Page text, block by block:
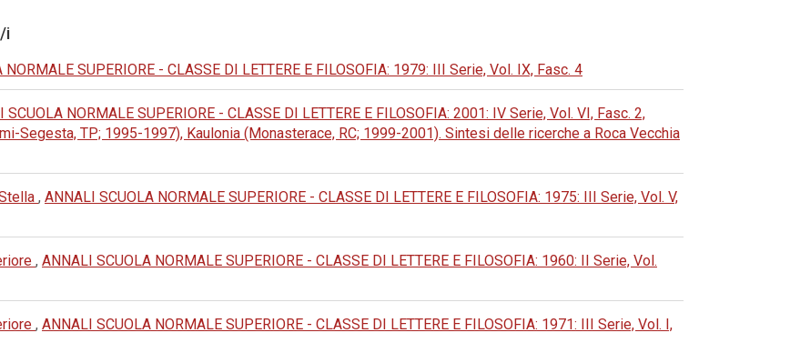
i
NORMALE SUPERIORE - CLASSE DI LETTERE E FILOSOFIA: 1979: III Serie, Vol. IX, Fasc. 4
SCUOLA NORMALE SUPERIORE - CLASSE DI LETTERE E FILOSOFIA: 2001: IV Serie, Vol. VI, Fasc. 2,
Segesta, TP; 1995-1997), Kaulonia (Monasterace, RC; 1999-2001). Sintesi delle ricerche a Roca Vecchia
, ANNALI SCUOLA NORMALE SUPERIORE - CLASSE DI LETTERE E FILOSOFIA: 1975: III Serie, Vol. V,
, ANNALI SCUOLA NORMALE SUPERIORE - CLASSE DI LETTERE E FILOSOFIA: 1960: II Serie, Vol.
, ANNALI SCUOLA NORMALE SUPERIORE - CLASSE DI LETTERE E FILOSOFIA: 1971: III Serie, Vol. I,